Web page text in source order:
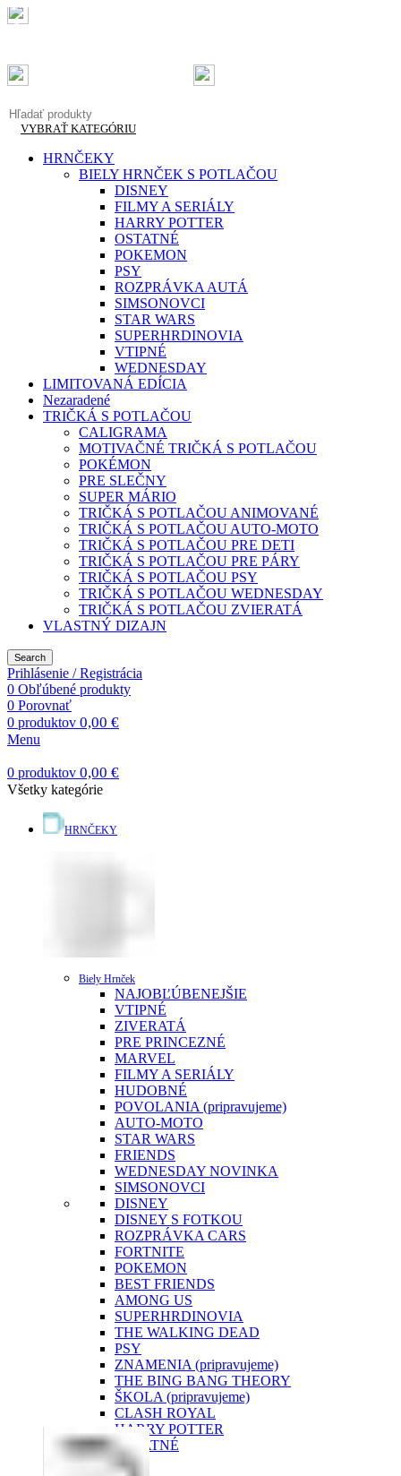
VYBRAŤ KATEGÓRIU
HRNČEKY
BIELY HRNČEK S POTLAČOU
DISNEY
FILMY A SERIÁLY
HARRY POTTER
OSTATNÉ
POKEMON
PSY
ROZPRÁVKA AUTÁ
SIMSONOVCI
STAR WARS
SUPERHRDINOVIA
VTIPNÉ
WEDNESDAY
LIMITOVANÁ EDÍCIA
Nezaradené
TRIČKÁ S POTLAČOU
CALIGRAMA
MOTIVAČNÉ TRIČKÁ S POTLAČOU
POKÉMON
PRE SLEČNY
SUPER MÁRIO
TRIČKÁ S POTLAČOU ANIMOVANÉ
TRIČKÁ S POTLAČOU AUTO-MOTO
TRIČKÁ S POTLAČOU PRE DETI
TRIČKÁ S POTLAČOU PRE PÁRY
TRIČKÁ S POTLAČOU PSY
TRIČKÁ S POTLAČOU WEDNESDAY
TRIČKÁ S POTLAČOU ZVIERATÁ
VLASTNÝ DIZAJN
Search
Prihlásenie / Registrácia
0 Obľúbené produkty
0 Porovnať
0 produktov 0,00 €
Menu
0 produktov 0,00 €
Všetky kategórie
HRNČEKY
Biely Hrnček
NAJOBĽÚBENEJŠIE
VTIPNÉ
ZIVERATÁ
PRE PRINCEZNÉ
MARVEL
FILMY A SERIÁLY
HUDOBNÉ
POVOLANIA (pripravujeme)
AUTO-MOTO
STAR WARS
FRIENDS
WEDNESDAY NOVINKA
SIMSONOVCI
DISNEY
DISNEY S FOTKOU
ROZPRÁVKA CARS
FORTNITE
POKEMON
BEST FRIENDS
AMONG US
SUPERHRDINOVIA
THE WALKING DEAD
PSY
ZNAMENIA (pripravujeme)
THE BING BANG THEORY
ŠKOLA (pripravujeme)
CLASH ROYAL
HARRY POTTER
OSTATNÉ